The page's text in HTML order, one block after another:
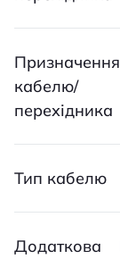
Призначення
кабелю/
перехідника
Тип кабелю
Додаткова